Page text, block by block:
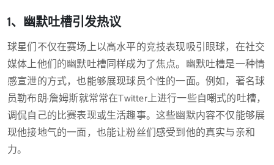
1、幽默吐槽引发热议
球星们不仅在赛场上以高水平的竞技表现吸引眼球，在社交
媒体上他们的幽默吐槽同样成为了焦点。幽默吐槽是一种情
感宣泄的方式，也能够展现球员个性的一面。例如，著名球
员勒布朗·詹姆斯就常常在Twitter上进行一些自嘲式的吐槽，
调侃自己的比赛表现或生活趣事。这些幽默内容不仅能够展
现他接地气的一面，也能让粉丝们感受到他的真实与亲和
力。